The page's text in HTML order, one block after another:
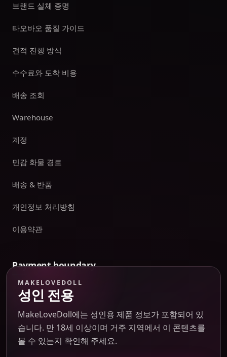
브랜드 실체 증명
타오바오 품질 가이드
견적 진행 방식
수수료와 도착 비용
배송 조회
Warehouse
계정
민감 화물 경로
배송 & 반품
개인정보 처리방침
이용약관
Payment boundary
Payment methods appear only on an issued JTLGO invoice
after product, route, amount, merchant descriptor, and
refund boundaries have been confirmed. No payment
method is promised at the catalog or quote-preview stage.
MAKELOVEDOLL
성인 전용
MakeLoveDoll에는 성인용 제품 정보가 포함되어 있
습니다. 만 18세 이상이며 거주 지역에서 이 콘텐츠를
볼 수 있는지 확인해 주세요.